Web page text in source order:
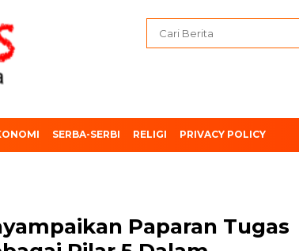
SERBA-SERBI RELIGI PRIVACY POLICY
Paparan Tugas